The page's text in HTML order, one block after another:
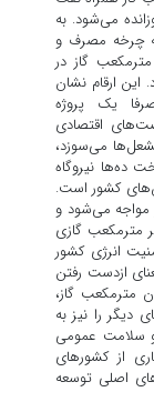
می‌شود. به
گاز به چرخه مصرف و
هنوز بیش از ۵0 میلیون مترمکعب گاز در
ارقام نشان
یک پروژه
اقتصادی
می‌سوزد،
ده‌ها نیروگاه
کشور است.
مواجه می‌شود و
مترمکعب گازی
انرژی کشور
ازدست رفتن
مترمکعب گاز،
دیگر را نیز به
سلامت عمومی
از کشورهای
اصلی توسعه